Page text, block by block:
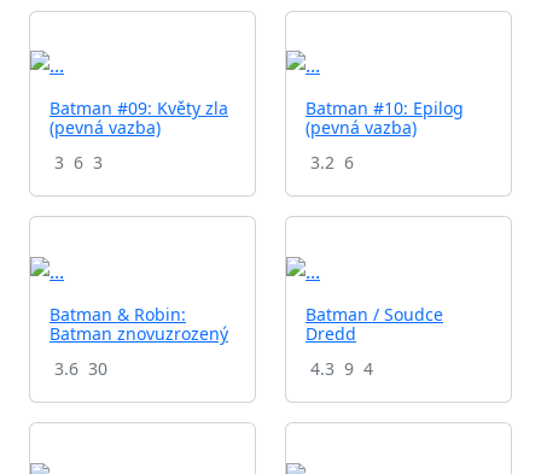
Batman #09: Květy zla
(pevná vazba)
3 6 3
Batman #10: Epilog
(pevná vazba)
3.2 6
Batman & Robin:
Batman znovuzrozený
3.6 30
Batman / Soudce
Dredd
4.3 9 4